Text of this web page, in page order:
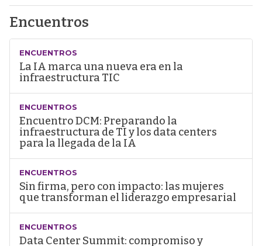
Encuentros
ENCUENTROS
La IA marca una nueva era en la
infraestructura TIC
ENCUENTROS
Encuentro DCM: Preparando la
infraestructura de TI y los data centers
para la llegada de la IA
ENCUENTROS
Sin firma, pero con impacto: las mujeres
que transforman el liderazgo empresarial
ENCUENTROS
Data Center Summit: compromiso y